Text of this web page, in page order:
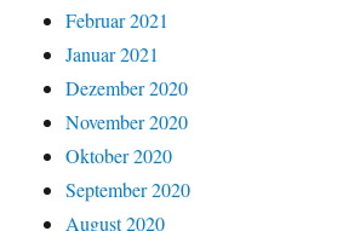
Februar 2021
Januar 2021
Dezember 2020
November 2020
Oktober 2020
September 2020
August 2020